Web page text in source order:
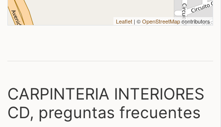
Leaflet | ©OpenStreetMapcontributors
CARPINTERIA INTERIORES
CD, preguntas frecuentes